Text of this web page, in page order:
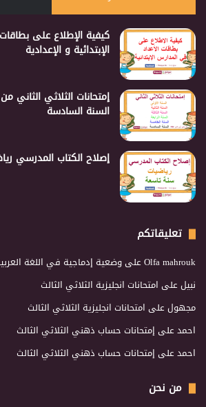
كيفية الإطلاع على
الإبتدائية و الإعدادية
إمتحانات الثلاثي الثاني
السنة السادسة
إصلاح الكتاب المدرسي
تعليقاتكم
Olfa mahroukعلى وضعية إدماجية في اللغة
نبيلعلى امتحانات انجليزية الثلاثي الثالث
مجهولعلى امتحانات انجليزية الثلاثي الثالث
احمدعلى إمتحانات حساب ذهني الثلاثي الثالث
احمدعلى إمتحانات حساب ذهني الثلاثي الثالث
من نحن